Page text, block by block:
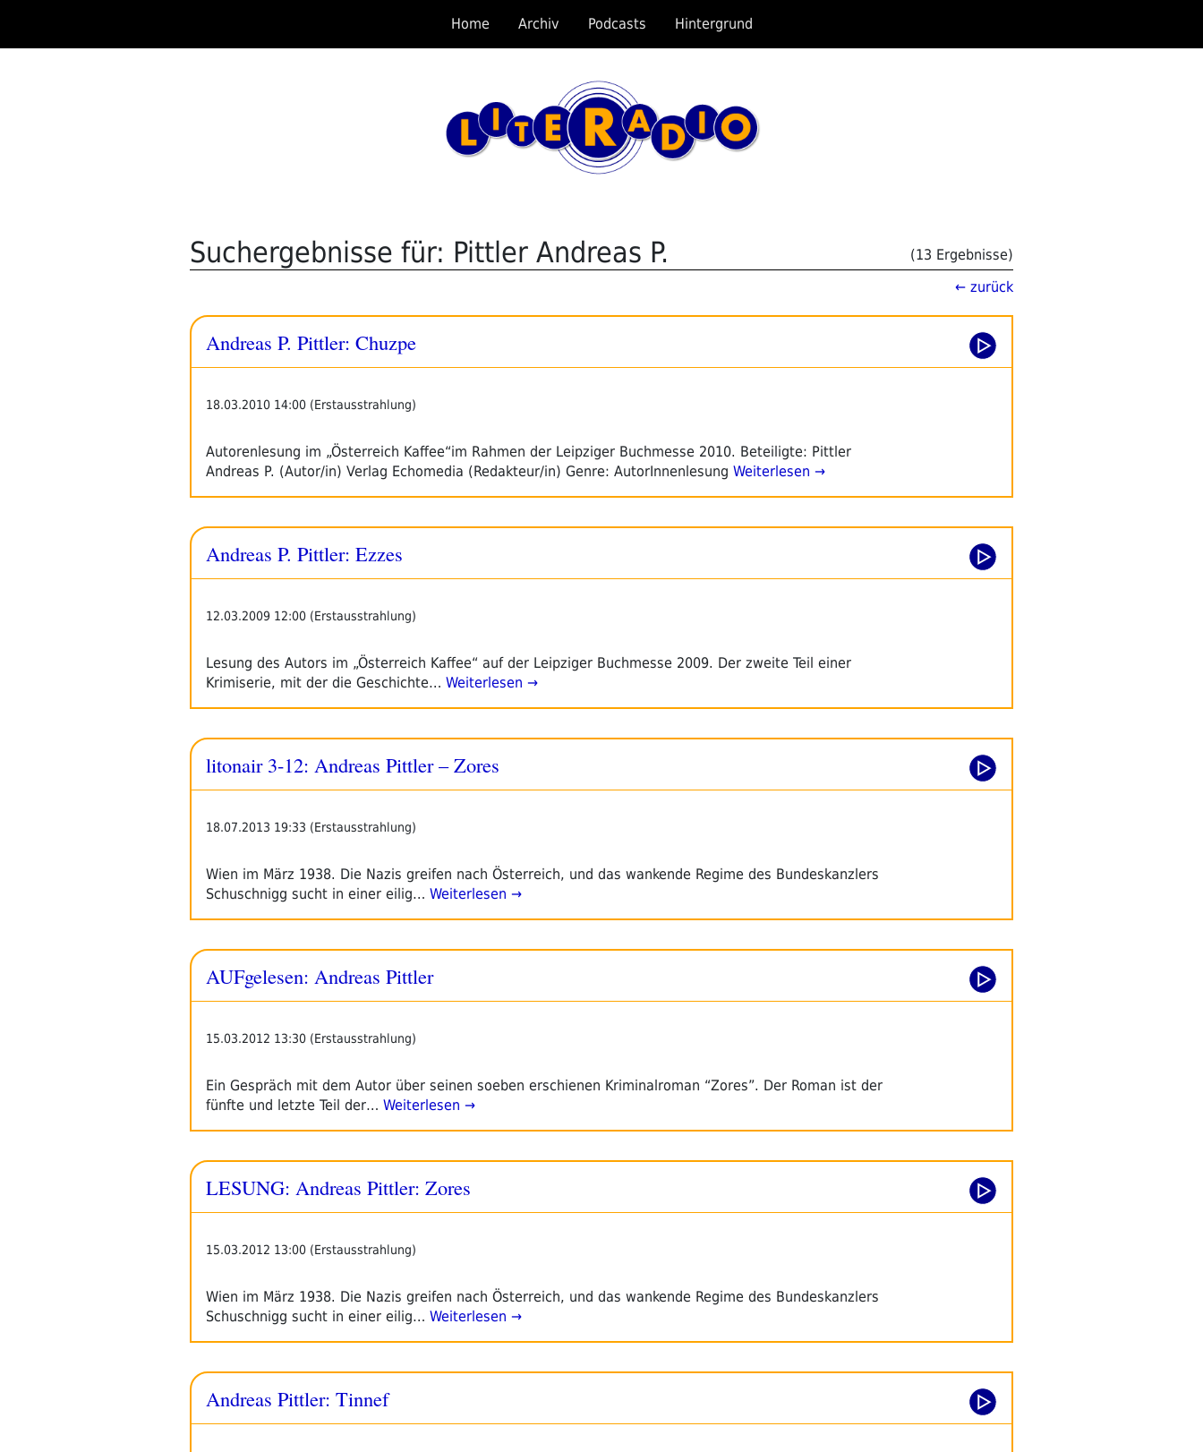
springen
Home Archiv Podcasts Hintergrund
Suchergebnisse für: Pittler Andreas P.
(13 Ergebnisse)
← zurück
Andreas P. Pittler: Chuzpe
18.03.2010 14:00 (Erstausstrahlung)
Autorenlesung im „Österreich Kaffee“im Rahmen der Leipziger Buchmesse 2010. Beteiligte: Pittler
Andreas P. (Autor/in) Verlag Echomedia (Redakteur/in) Genre: AutorInnenlesung Weiterlesen →
Andreas P. Pittler: Ezzes
12.03.2009 12:00 (Erstausstrahlung)
Lesung des Autors im „Österreich Kaffee“ auf der Leipziger Buchmesse 2009. Der zweite Teil einer
Krimiserie, mit der die Geschichte… Weiterlesen →
litonair 3-12: Andreas Pittler – Zores
18.07.2013 19:33 (Erstausstrahlung)
Wien im März 1938. Die Nazis greifen nach Österreich, und das wankende Regime des Bundeskanzlers
Schuschnigg sucht in einer eilig… Weiterlesen →
AUFgelesen: Andreas Pittler
15.03.2012 13:30 (Erstausstrahlung)
Ein Gespräch mit dem Autor über seinen soeben erschienen Kriminalroman “Zores”. Der Roman ist der
fünfte und letzte Teil der… Weiterlesen →
LESUNG: Andreas Pittler: Zores
15.03.2012 13:00 (Erstausstrahlung)
Wien im März 1938. Die Nazis greifen nach Österreich, und das wankende Regime des Bundeskanzlers
Schuschnigg sucht in einer eilig… Weiterlesen →
Andreas Pittler: Tinnef